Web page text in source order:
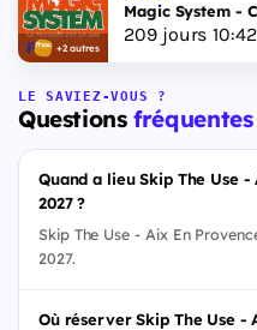
+2 autres
Magic System -
209jours 10:42
LE SAVIEZ-VOUS ?
Questionsfréquentes
Quand a lieu Skip The Use
2027 ?
Skip The Use - Aix En
2027.
Où réserver Skip The Use -